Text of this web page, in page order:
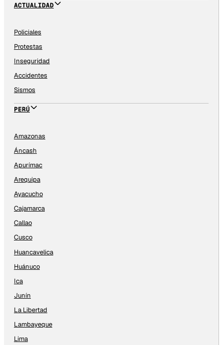
ACTUALIDAD
Policiales
Protestas
Inseguridad
Accidentes
Sismos
PERÚ
Amazonas
Áncash
Apurímac
Arequipa
Ayacucho
Cajamarca
Callao
Cusco
Huancavelica
Huánuco
Ica
Junín
La Libertad
Lambayeque
Lima